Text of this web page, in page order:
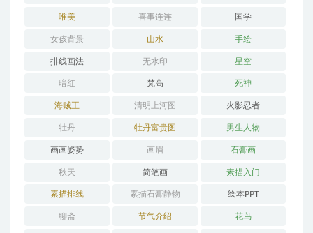
唯美 喜事连连 国学
女孩背景 山水 手绘
排线画法 无水印 星空
暗红 梵高 死神
海贼王 清明上河图 火影忍者
牡丹 牡丹富贵图 男生人物
画画姿势 画眉 石膏画
秋天 简笔画 素描入门
素描排线 素描石膏静物 绘本PPT
聊斋 节气介绍 花鸟